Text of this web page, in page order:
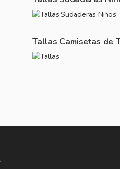
Tallas Camisetas de